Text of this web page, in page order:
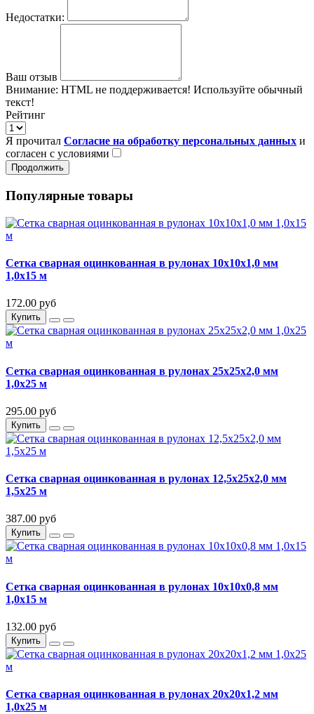
Недостатки:
Ваш отзыв
Внимание: HTML не поддерживается! Используйте обычный
текст!
Рейтинг
Я прочитал Согласие на обработку персональных данных и
согласен с условиями
Продолжить
Популярные товары
Сетка сварная оцинкованная в рулонах 10х10х1,0 мм
1,0х15 м
172.00 руб
Купить
Сетка сварная оцинкованная в рулонах 25х25х2,0 мм
1,0х25 м
295.00 руб
Купить
Сетка сварная оцинкованная в рулонах 12,5х25х2,0 мм
1,5х25 м
387.00 руб
Купить
Сетка сварная оцинкованная в рулонах 10х10х0,8 мм
1,0х15 м
132.00 руб
Купить
Сетка сварная оцинкованная в рулонах 20х20х1,2 мм
1,0х25 м